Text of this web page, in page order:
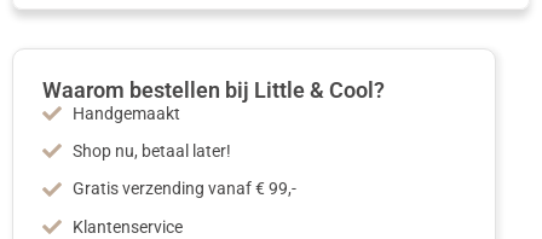
Waarom bestellen bij Little & Cool?
Handgemaakt
Shop nu, betaal later!
Gratis verzending vanaf € 99,-
Klantenservice